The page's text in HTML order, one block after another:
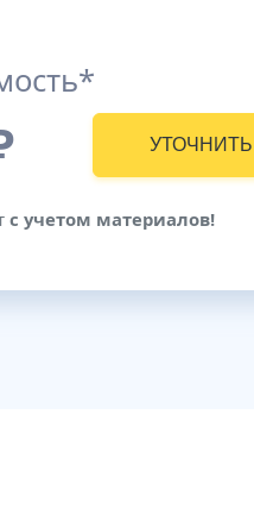
УТОЧНИТЬ
с учетом материалов!